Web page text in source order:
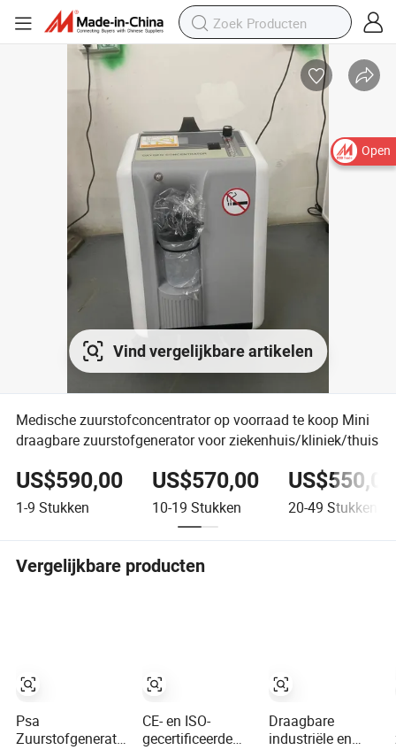
Open
Vind vergelijkbare artikelen
Medische zuurstofconcentrator op voorraad te koop Mini
draagbare zuurstofgenerator voor ziekenhuis/kliniek/thuis
US$590,00
1-9 Stukken
US$570,00
10-19 Stukken
US$550,00
20-49 Stukken
Vergelijkbare producten
Psa
Zuurstofgenerator
CE- en ISO-
gecertificeerde
Draagbare
industriële en